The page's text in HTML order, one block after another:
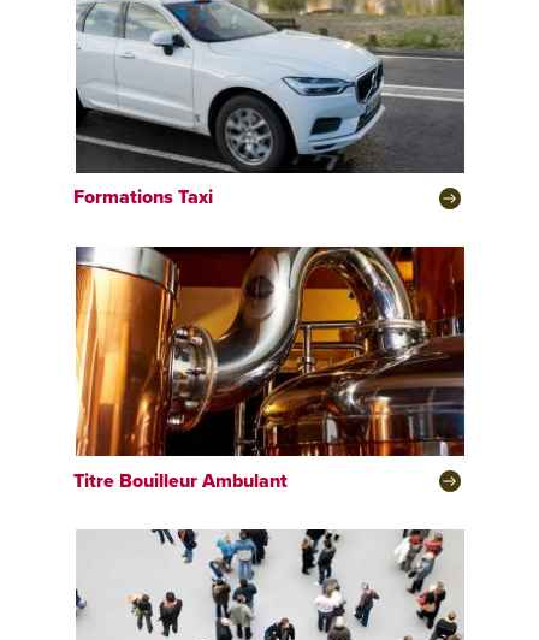
Formations Taxi
Titre Bouilleur Ambulant